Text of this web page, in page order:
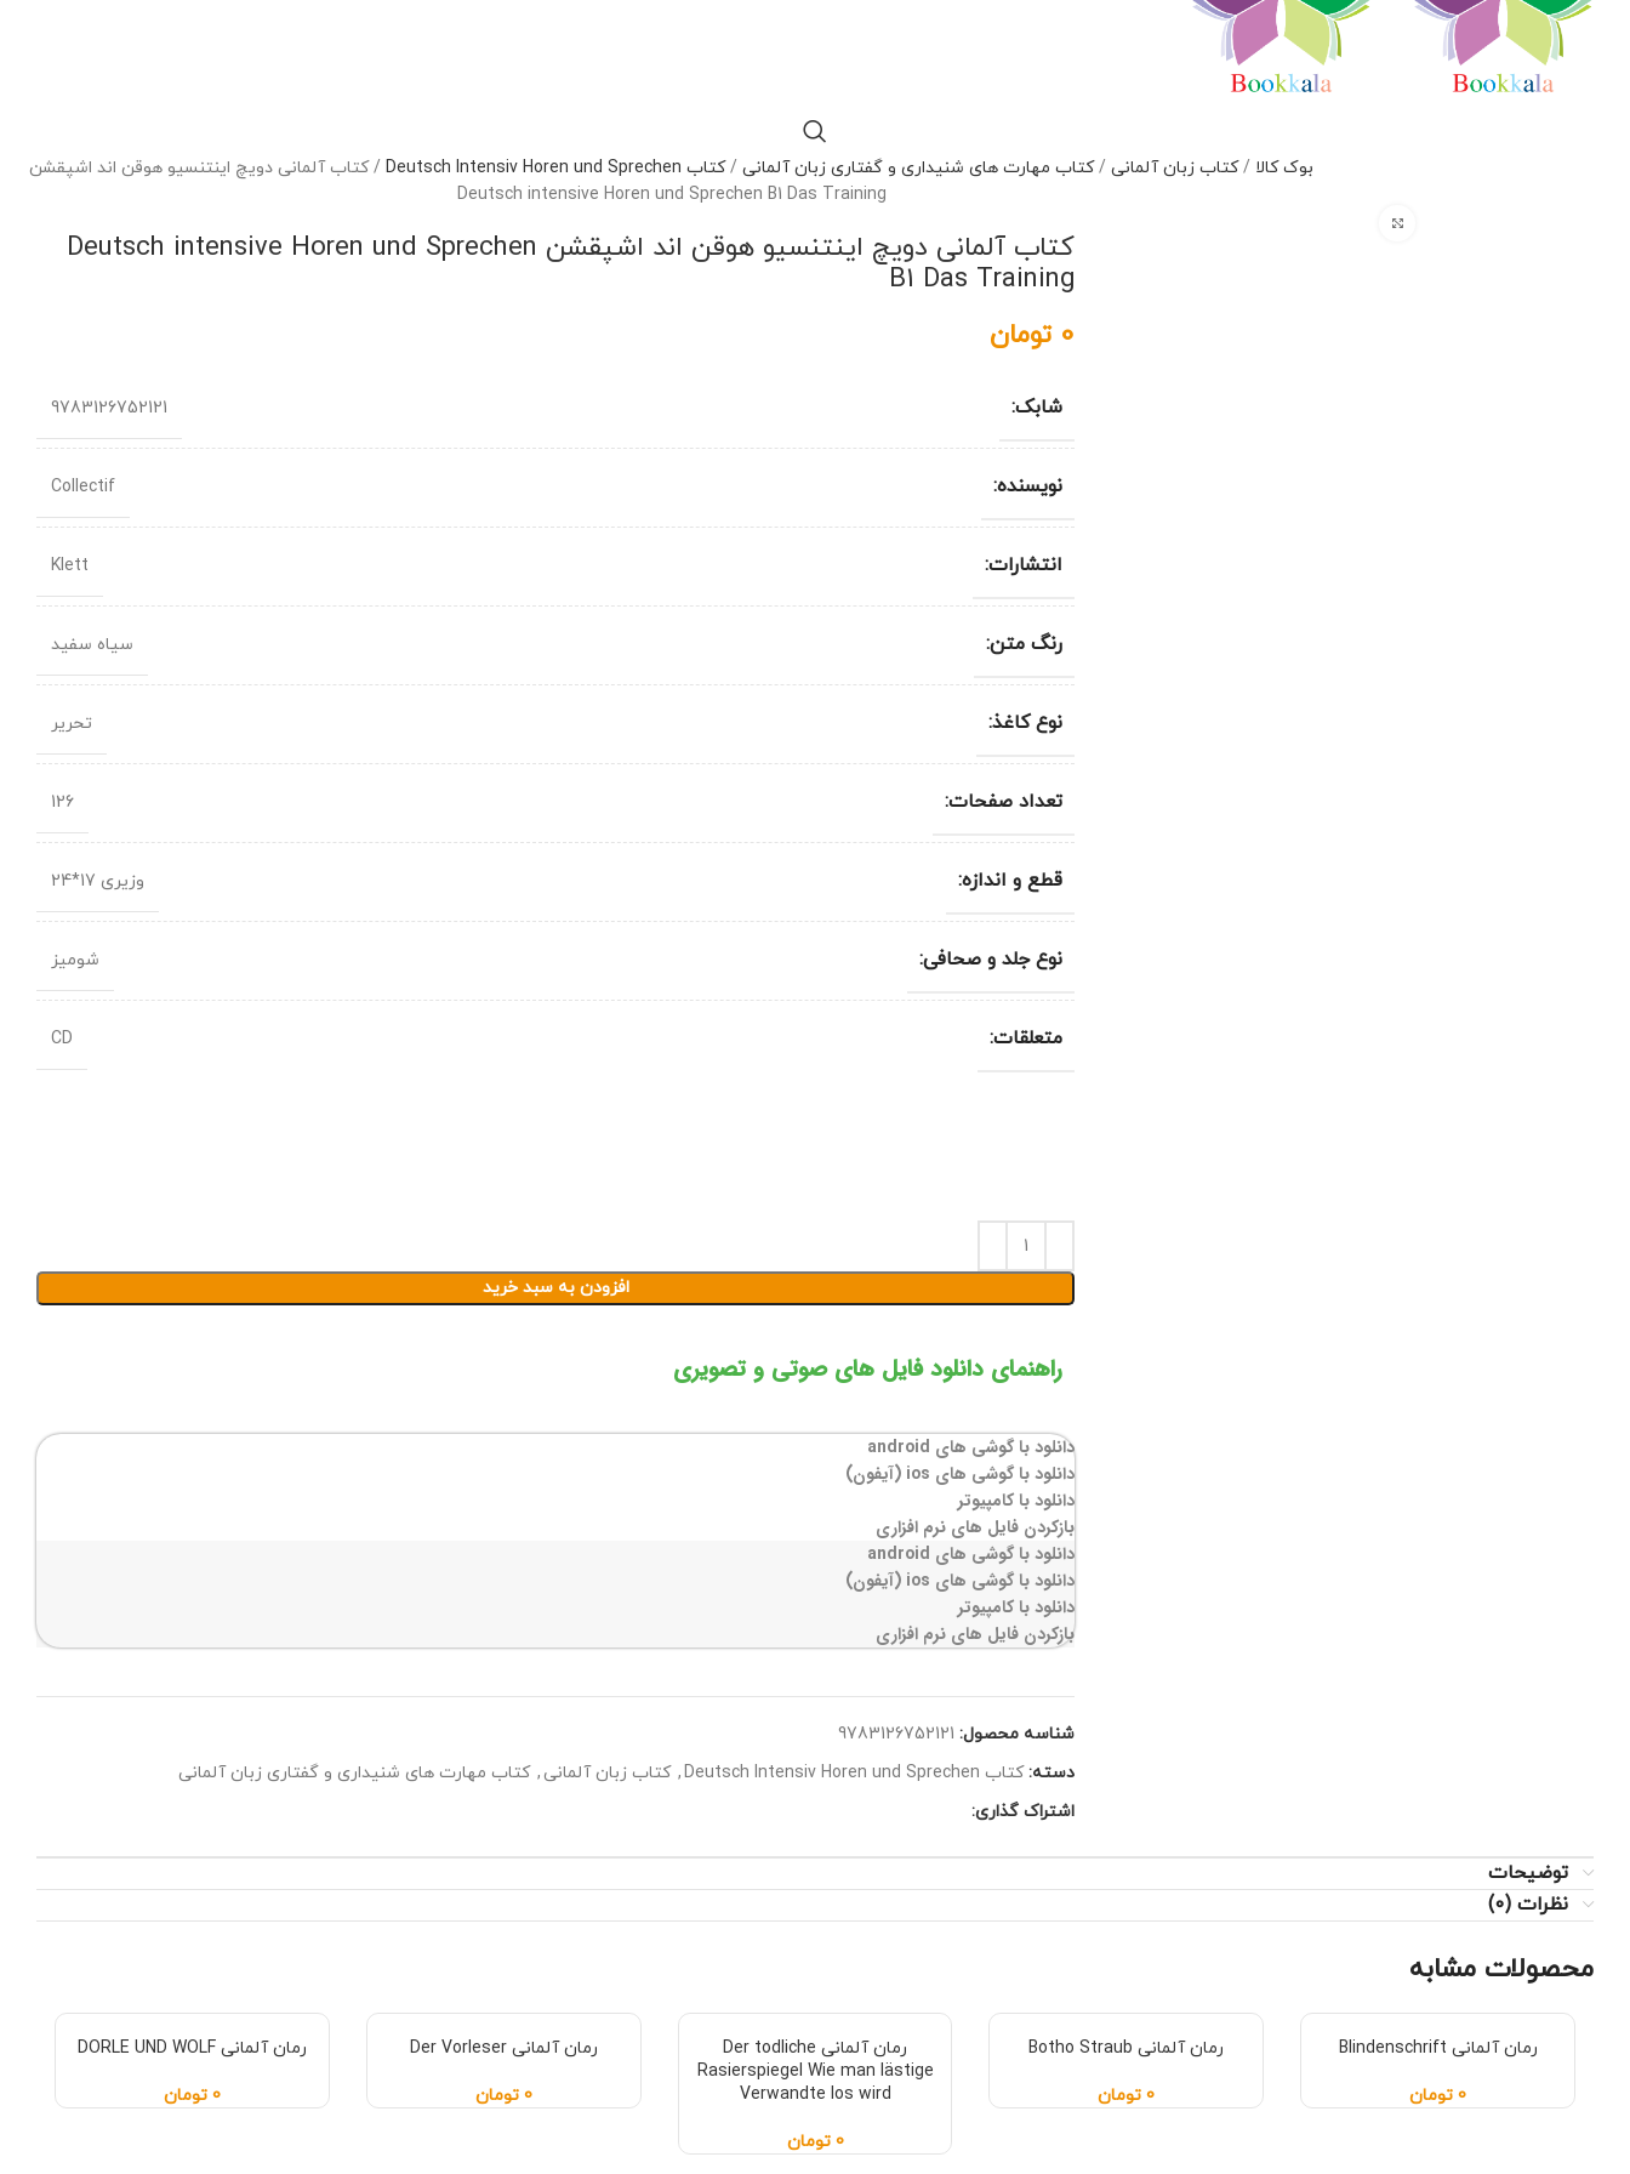
بوک کالا /کتاب زبان آلمانی/کتاب مهارت های شنیداری و گفتاری زبان آلمانی/کتاب Deutsch Intensiv Horen und Sprechen /كتاب آلمانی دویچ اینتنسیو هوقن اند اشپقشن
Deutsch intensive Horen und Sprechen B1 Das Training
كتاب آلمانی دویچ اینتنسیو هوقن اند اشپقشن Deutsch intensive Horen und Sprechen
B1 Das Training
0 تومان
شابک: 9783126752121
نویسنده: Collectif
انتشارات: Klett
رنگ متن: سیاه سفید
نوع کاغذ: تحریر
تعداد صفحات: 126
قطع و اندازه: وزیری 17*24
نوع جلد و صحافی: شومیز
متعلقات: CD
افزودن به سبد خرید
راهنمای دانلود فایل های صوتی و تصویری
دانلود با گوشی های android
دانلود با گوشی های ios (آیفون)
دانلود با کامپیوتر
بازکردن فایل های نرم افزاری
دانلود با گوشی های android
دانلود با گوشی های ios (آیفون)
دانلود با کامپیوتر
بازکردن فایل های نرم افزاری
شناسه محصول: 9783126752121
دسته: کتاب Deutsch Intensiv Horen und Sprechen , کتاب زبان آلمانی , کتاب مهارت های شنیداری و گفتاری زبان آلمانی
اشتراک گذاری:
توضیحات
نظرات (0)
محصولات مشابه
رمان آلمانی Blindenschrift
0 تومان
رمان آلمانی Botho Straub
0 تومان
رمان آلمانی Der todliche
Rasierspiegel Wie man lästige
Verwandte los wird
0 تومان
رمان آلمانی Der Vorleser
0 تومان
رمان آلمانی DORLE UND WOLF
0 تومان